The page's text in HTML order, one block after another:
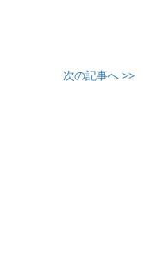
次の記事へ >>